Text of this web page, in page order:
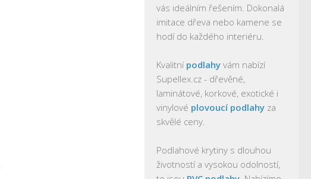
vás ideálním řešením. Dokonalá
imitace dřeva nebo kamene se
hodí do každého interiéru.
Kvalitní podlahy vám nabízí
Supellex.cz - dřevěné,
laminátové, korkové, exotické i
vinylové plovoucí podlahy za
skvělé ceny.
Podlahové krytiny s dlouhou
životností a vysokou odolností,